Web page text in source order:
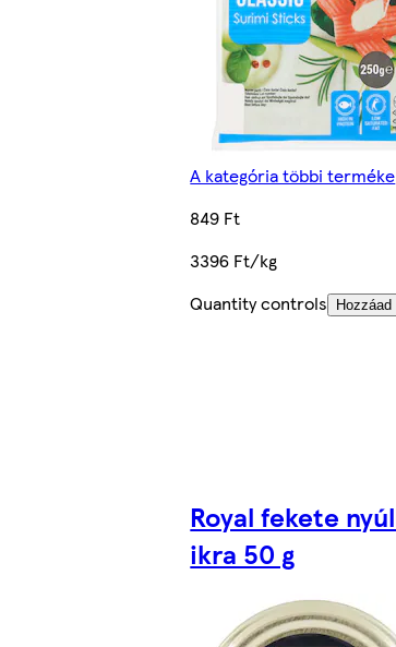
A kategória többi terméke
849 Ft
3396 Ft/kg
Quantity controls
Hozzáad
Royal fekete
ikra 50 g